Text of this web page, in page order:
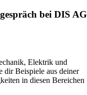
bei DIS AG
Elektrik und
dir Beispiele aus deiner
in diesen Bereichen